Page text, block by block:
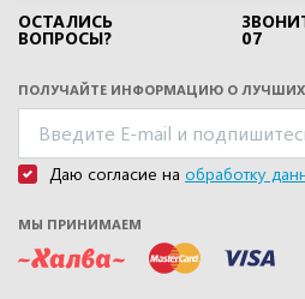
ОСТАЛИСЬ
ВОПРОСЫ? 07
ПОЛУЧАЙТЕ ИНФОРМАЦИЮ О
Даю согласие на обработку
МЫ ПРИНИМАЕМ